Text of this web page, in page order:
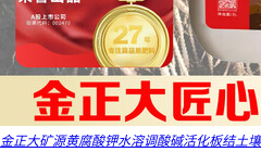
金正大矿源黄腐酸钾水溶调酸碱活化板结土